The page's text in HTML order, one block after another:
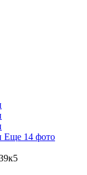
Еще 14 фото